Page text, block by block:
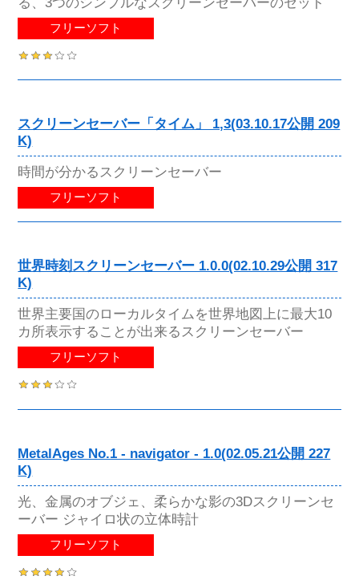
フリーソフト
スクリーンセーバー「タイム」 1,3(03.10.17公開 209
K)
時間が分かるスクリーンセーバー
フリーソフト
世界時刻スクリーンセーバー 1.0.0(02.10.29公開 317
K)
世界主要国のローカルタイムを世界地図上に最大10
カ所表示することが出来るスクリーンセーバー
フリーソフト
MetalAges No.1 - navigator - 1.0(02.05.21公開 227
K)
光、金属のオブジェ、柔らかな影の3Dスクリーンセ
ーバー ジャイロ状の立体時計
フリーソフト